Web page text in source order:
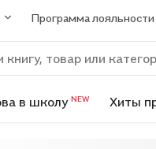
Программа лояльности
в школу NEW Хиты